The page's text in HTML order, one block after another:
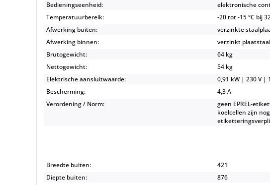
Bedieningseenheid:
elektronische
Temperatuurbereik:
-20 tot -15 °C bij
Afwerking buiten:
verzinkte
Afwerking binnen:
verzinkt
Brutogewicht:
64 kg
Nettogewicht:
54 kg
Elektrische aansluitwaarde:
0,91 kW | 230 V |
Bescherming:
4,3 A
Verordening / Norm:
geen EPREL-
koelcellen zijn
Breedte buiten:
421
Diepte buiten:
876